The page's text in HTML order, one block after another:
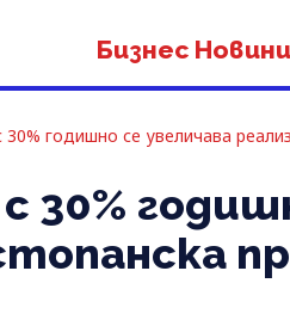
Бизнес Новини
годишно се увеличава
30%